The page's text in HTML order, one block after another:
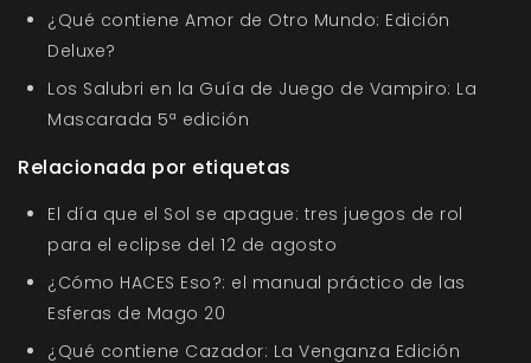
¿Qué contiene Amor de Otro Mundo: Edición
Deluxe?
Los Salubri en la Guía de Juego de Vampiro: La
Mascarada 5ª edición
Relacionada por etiquetas
El día que el Sol se apague: tres juegos de rol
para el eclipse del 12 de agosto
¿Cómo HACES Eso?: el manual práctico de las
Esferas de Mago 20
¿Qué contiene Cazador: La Venganza Edición